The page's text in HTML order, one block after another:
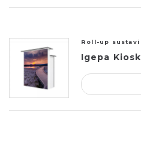
Roll-up sustavi
Igepa Kiosk